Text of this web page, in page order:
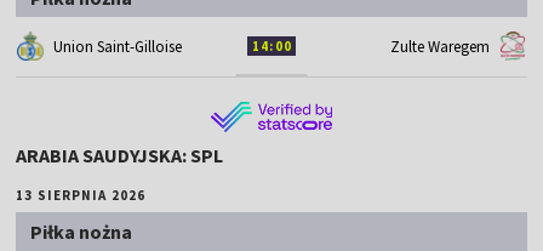
Union Saint-Gilloise 14:00 Zulte Waregem
ARABIA SAUDYJSKA: SPL
13 SIERPNIA 2026
Piłka nożna